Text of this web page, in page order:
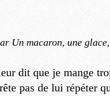
Un macaron, une
dit que je mange
pas de lui répéter